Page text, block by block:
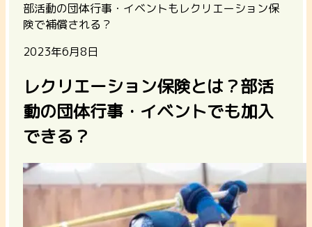
部活動の団体行事・イベントもレクリエーション保
険で補償される？
2023年6月8日
レクリエーション保険とは？部活
動の団体行事・イベントでも加入
できる？